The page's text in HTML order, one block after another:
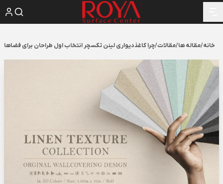
خانه/مقاله ها/مقالات/چرا کاغذدیواری لینن تکسچر انتخاب اول طراحان برای